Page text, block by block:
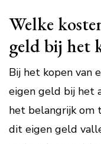
Welke
geld bij het
Bij het kopen van
eigen geld bij het
het belangrijk om
dit eigen geld